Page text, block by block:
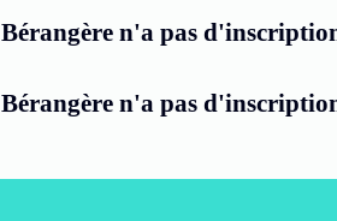
Bérangère n'a pas
Bérangère n'a pas